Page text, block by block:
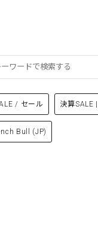
/ セール 決算SALE
Bull (JP)